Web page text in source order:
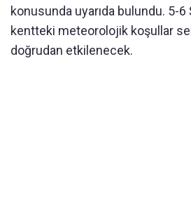
konusunda uyarıda bulundu. 5-
kentteki meteorolojik koşullar
doğrudan etkilenecek.